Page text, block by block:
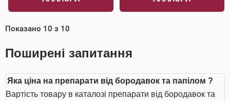
Показано 10 з 10
Поширені запитання
Яка ціна на препарати від бородавок та папілом ?
Вартість товару в каталозі препарати від бородавок та